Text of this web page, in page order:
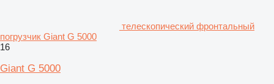
телескопический фронтальный
погрузчик Giant G 5000
16
Giant G 5000